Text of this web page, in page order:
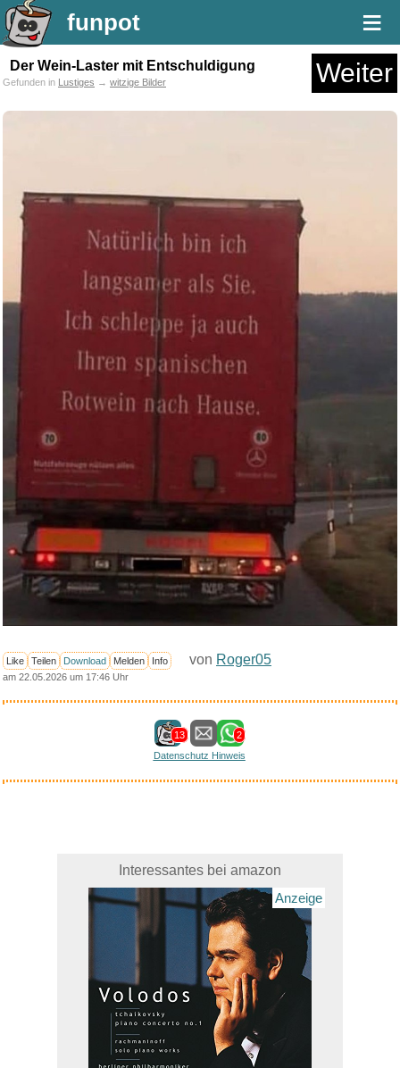
funpot ≡
Der Wein-Laster mit Entschuldigung Weiter
Gefunden in Lustiges → witzige Bilder
Like Teilen Download Melden Info von Roger05
am 22.05.2026 um 17:46 Uhr
13
2
Datenschutz Hinweis
Interessantes bei amazon
Anzeige